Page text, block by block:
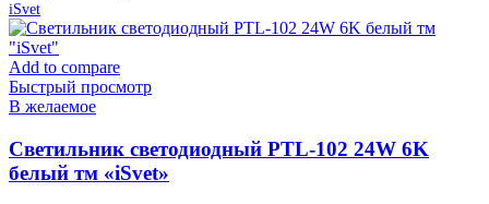
iSvet
Add to compare
Быстрый просмотр
В желаемое
Cветильник светодиодный PTL-102 24W 6K
белый тм «iSvet»